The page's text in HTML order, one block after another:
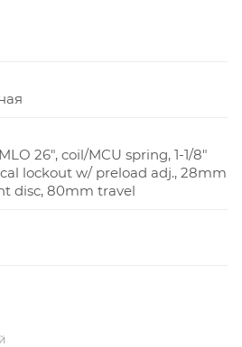
26", coil/MCU spring, 1-1/8"
lockout w/ preload adj., 28mm
disc, 80mm travel